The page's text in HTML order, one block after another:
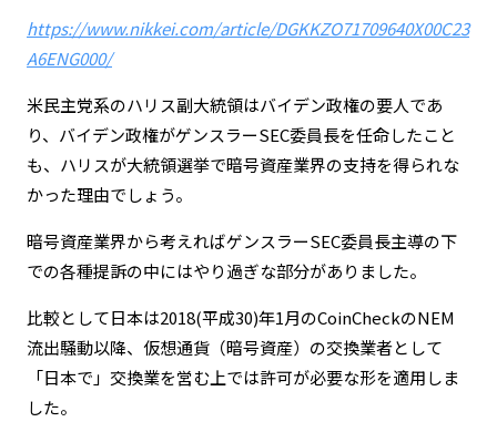
https://www.nikkei.com/article/DGKKZO71709640X00C23
A6ENG000/
米民主党系のハリス副大統領はバイデン政権の要人であ
り、バイデン政権がゲンスラーSEC委員長を任命したこと
も、ハリスが大統領選挙で暗号資産業界の支持を得られな
かった理由でしょう。
暗号資産業界から考えればゲンスラーSEC委員長主導の下
での各種提訴の中にはやり過ぎな部分がありました。
比較として日本は2018(平成30)年1月のCoinCheckのNEM
流出騒動以降、仮想通貨（暗号資産）の交換業者として
「日本で」交換業を営む上では許可が必要な形を適用しま
した。